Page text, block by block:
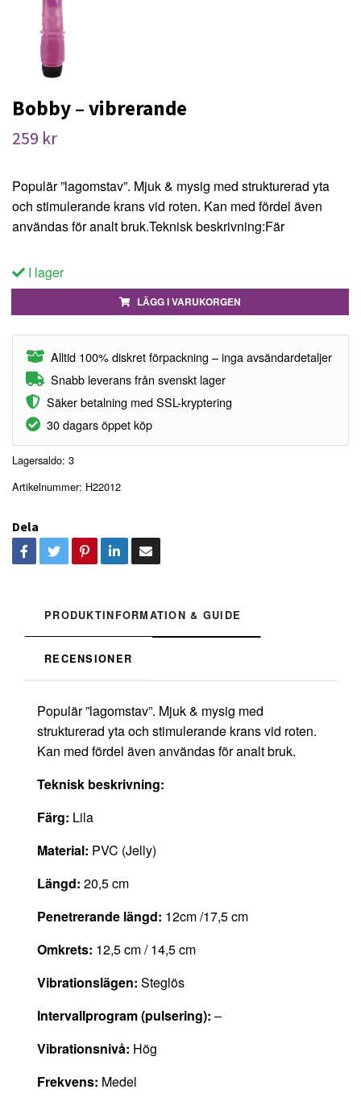
Bobby – vibrerande
259 kr
Populär ”lagomstav”. Mjuk & mysig med strukturerad yta
och stimulerande krans vid roten. Kan med fördel även
användas för analt bruk.Teknisk beskrivning:Fär
I lager
LÄGG I VARUKORGEN
Alltid 100% diskret förpackning – inga avsändardetaljer
Snabb leverans från svenskt lager
Säker betalning med SSL-kryptering
30 dagars öppet köp
Lagersaldo: 3
Artikelnummer: H22012
Dela
PRODUKTINFORMATION & GUIDE
RECENSIONER
Populär ”lagomstav”. Mjuk & mysig med
strukturerad yta och stimulerande krans vid roten.
Kan med fördel även användas för analt bruk.
Teknisk beskrivning:
Färg: Lila
Material: PVC (Jelly)
Längd: 20,5 cm
Penetrerande längd: 12cm /17,5 cm
Omkrets: 12,5 cm / 14,5 cm
Vibrationslägen: Steglös
Intervallprogram (pulsering): –
Vibrationsnivå: Hög
Frekvens: Medel